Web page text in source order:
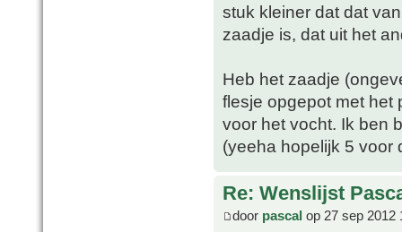
stuk kleiner dat dat
zaadje is, dat uit het
Heb het zaadje
flesje opgepot met het
voor het vocht. Ik ben
(yeeha hopelijk 5
Re: Wenslijst
door pascal op 27 sep 2012